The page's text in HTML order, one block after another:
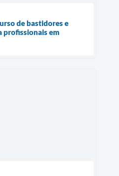
de bastidores e
profissionais em